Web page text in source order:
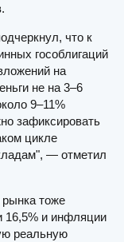
что к
гособлигаций
на
не на 3–6
9–11%
зафиксировать
цикле
— отметил
тоже
16,5% и инфляции
реальную